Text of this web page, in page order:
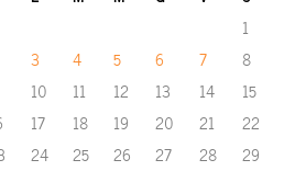
1
3 4 5 6 7
8
10 11 12 13 14
15
17 18 19 20 21
22
24 25 26 27 28
29